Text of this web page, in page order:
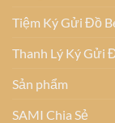
Tiệm Ký Gửi Đồ
Thanh Lý Ký Gửi
Sản phẩm
SAMI Chia Sẻ